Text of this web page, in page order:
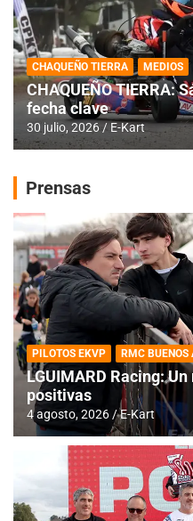
CHAQUEÑO TIERRA MEDIOS
CHAQUEÑO TIERRA:
fecha clave
30 julio, 2026 E-Kart
Prensas
PILOTOS EKVP RMC BUENOS
LGUIMARD Racing:
positivas
4 agosto, 2026 E-Kart